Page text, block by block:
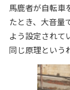
馬鹿者が自転車
たとき、大音量
よう設定されて
同じ原理という